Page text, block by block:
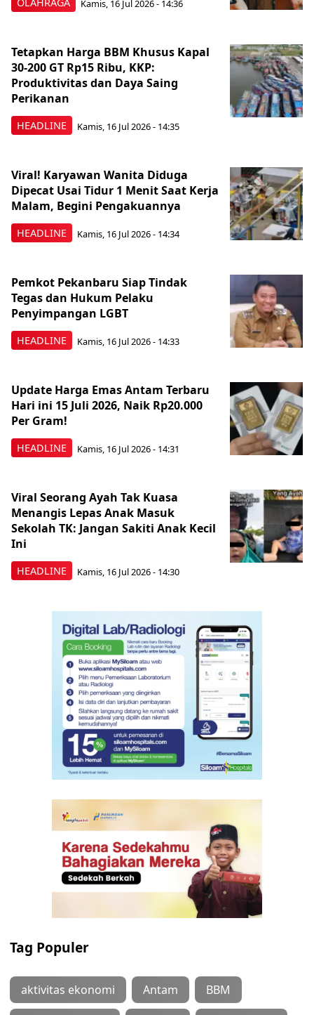
OLAHRAGA Kamis, 16 Jul 2026 - 14:36
HEADLINE
Tetapkan Harga BBM Khusus Kapal
30-200 GT Rp15 Ribu, KKP:
Produktivitas dan Daya Saing
Perikanan
Kamis, 16 Jul 2026 - 14:35
HEADLINE
Viral! Karyawan Wanita Diduga
Dipecat Usai Tidur 1 Menit Saat Kerja
Malam, Begini Pengakuannya
Kamis, 16 Jul 2026 - 14:34
HEADLINE
Pemkot Pekanbaru Siap Tindak
Tegas dan Hukum Pelaku
Penyimpangan LGBT
Kamis, 16 Jul 2026 - 14:33
HEADLINE
Update Harga Emas Antam Terbaru
Hari ini 15 Juli 2026, Naik Rp20.000
Per Gram!
Kamis, 16 Jul 2026 - 14:31
HEADLINE
Viral Seorang Ayah Tak Kuasa
Menangis Lepas Anak Masuk
Sekolah TK: Jangan Sakiti Anak Kecil
Ini
Kamis, 16 Jul 2026 - 14:30
Tag Populer
aktivitas ekonomi Antam BBM